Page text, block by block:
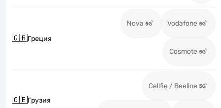
🇬🇷Греция
Nova Vodafone
Cosmote
🇬🇪Грузия
Cellfie / Beeline